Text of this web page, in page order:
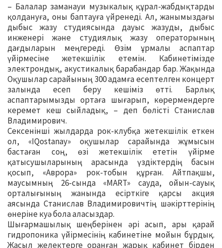
– Балалар заманауи музыкалық құрал-жабдықтарды
қолдануға, оны баптауға үйренеді. Ал, жанымыздағы
дыбыс жазу студиясында дауыс жазуды, дыбыс
инженері және студиялық жазу операторының
дағдыларын меңгереді. Өзім ұрмалы аспаптар
үйірмесіне жетекшілік етемін. Кабинетімізде
электрондық, акустикалық барабандар бар. Жақында
Оқушылар сарайының 300 адамға есептелген концерт
залында есеп беру кешіміз өтті. Барлық
аспаптарымызды ортаға шығарып, көрермендерге
керемет кеш сыйладық, – деп бөлісті Станислав
Владимирович.
Сексенінші жылдарда рок-клубқа жетекшілік еткен
ол, «IQostanay» оқушылар сарайында жұмысын
бастаған соң, өзі жетекшілік ететін үйірме
қатысушыларының арасында үздіктердің басын
қосып, «Аврора» рок-тобын құрған. Айтпақшы,
маусымның 26-сында «MART» сауда, ойын-сауық
орталығының жанында есірткіге қарсы акция
аясында Станислав Владимировичтің шәкірттерінің
өнеріне куә бола аласыздар.
Шығармашылық шеңберінен әрі асып, ары қарай
гидропоника үйірмесінің кабинетіне мойын бұрдық.
Жасыл желектерге оранған жарық кабинет бірден